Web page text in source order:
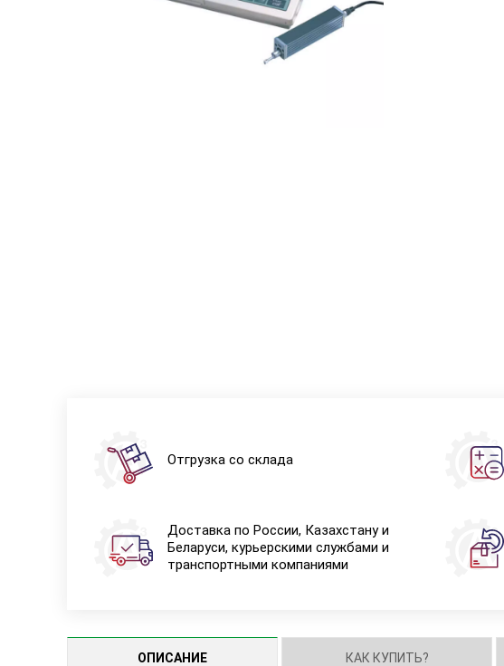
Отгрузка со склада
Доставка по России, Казахстану и
Беларуси, курьерскими службами и
транспортными компаниями
ОПИСАНИЕ КАК КУПИТЬ?